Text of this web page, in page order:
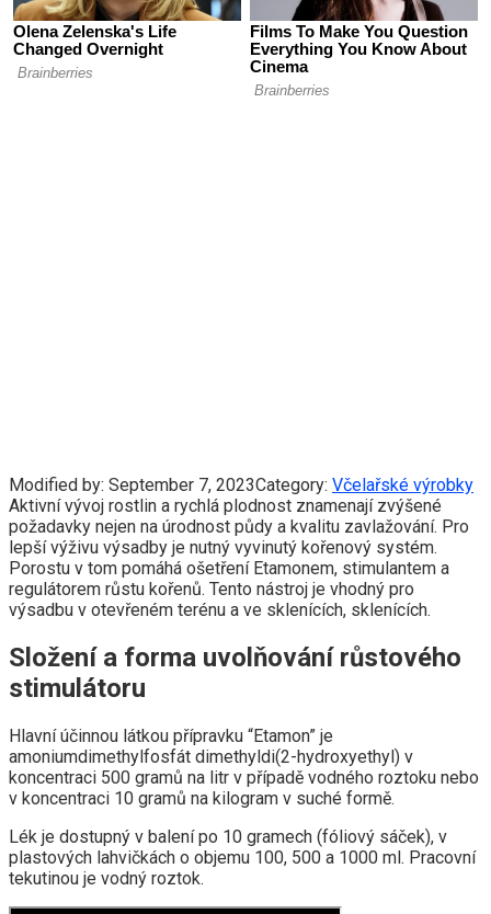
Modified by: September 7, 2023Category: Včelařské výrobky
Aktivní vývoj rostlin a rychlá plodnost znamenají zvýšené
požadavky nejen na úrodnost půdy a kvalitu zavlažování. Pro
lepší výživu výsadby je nutný vyvinutý kořenový systém.
Porostu v tom pomáhá ošetření Etamonem, stimulantem a
regulátorem růstu kořenů. Tento nástroj je vhodný pro
výsadbu v otevřeném terénu a ve sklenících, sklenících.
Složení a forma uvolňování růstového
stimulátoru
Hlavní účinnou látkou přípravku “Etamon” je
amoniumdimethylfosfát dimethyldi(2-hydroxyethyl) v
koncentraci 500 gramů na litr v případě vodného roztoku nebo
v koncentraci 10 gramů na kilogram v suché formě.
Lék je dostupný v balení po 10 gramech (fóliový sáček), v
plastových lahvičkách o objemu 100, 500 a 1000 ml. Pracovní
tekutinou je vodný roztok.